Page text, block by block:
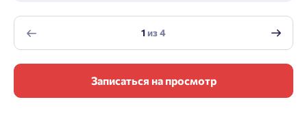
1из4
Записаться на просмотр